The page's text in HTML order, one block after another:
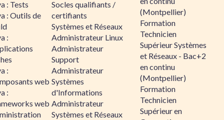
: Tests
: Outils de
:
:
web
:
web
Socles qualifiants /
certifiants
Systèmes et Réseaux
Administrateur Linux
Administrateur
Support
Administrateur
Systèmes
d'Informations
Administrateur
Systèmes et Réseaux
(Montpellier)
Formation
Technicien
Supérieur Systèmes
et Réseaux - Bac+2
en continu
(Montpellier)
Formation
Technicien
Supérieur en